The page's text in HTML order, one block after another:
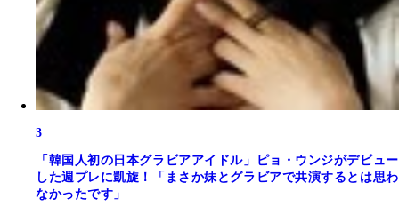
3
「韓国人初の日本グラビアアイドル」ピョ・ウンジがデビュー
した週プレに凱旋！「まさか妹とグラビアで共演するとは思わ
なかったです」